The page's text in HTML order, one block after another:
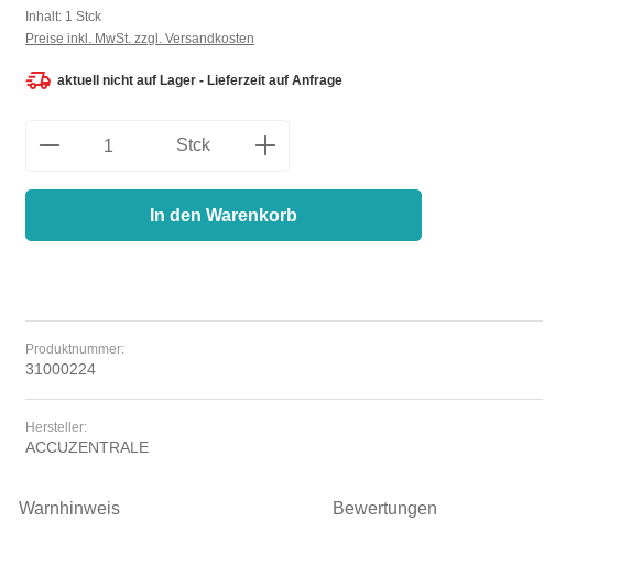
Inhalt: 1 Stck
Preise inkl. MwSt. zzgl. Versandkosten
aktuell nicht auf Lager - Lieferzeit auf Anfrage
Produkt Anzahl: Gib den gewünschten Wert ein
Stck
In den Warenkorb
Produktnummer:
31000224
Hersteller:
ACCUZENTRALE
Warnhinweis Bewertungen